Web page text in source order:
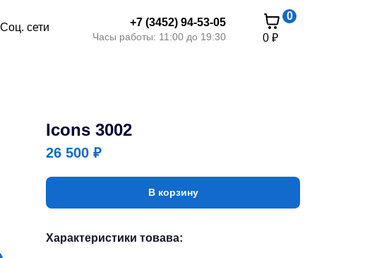
+7 (3452) 94-53-05
Часы работы: 11:00 до 19:30
Соц. сети
0 ₽
0
Icons 3002
26 500 ₽
В корзину
Характеристики товава: